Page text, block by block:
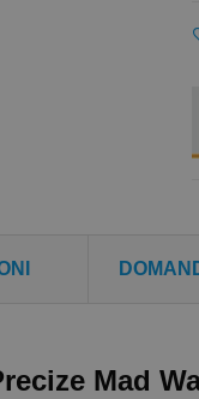
Mad